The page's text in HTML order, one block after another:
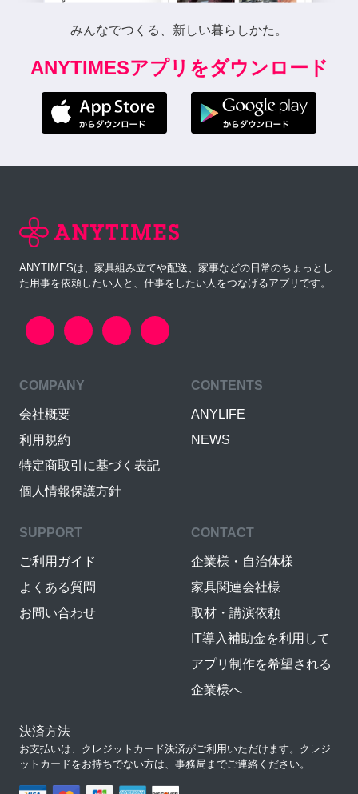
みんなでつくる、新しい暮らしかた。
ANYTIMESアプリをダウンロード
ANYTIMESは、家具組み立てや配送、家事などの日常のちょっとし
た用事を依頼したい人と、仕事をしたい人をつなげるアプリです。
COMPANY
会社概要
利用規約
特定商取引に基づく表記
個人情報保護方針
CONTENTS
ANYLIFE
NEWS
SUPPORT
ご利用ガイド
よくある質問
お問い合わせ
CONTACT
企業様・自治体様
家具関連会社様
取材・講演依頼
IT導入補助金を利用して
アプリ制作を希望される
企業様へ
決済方法
お支払いは、クレジットカード決済がご利用いただけます。クレジ
ットカードをお持ちでない方は、事務局までご連絡ください。